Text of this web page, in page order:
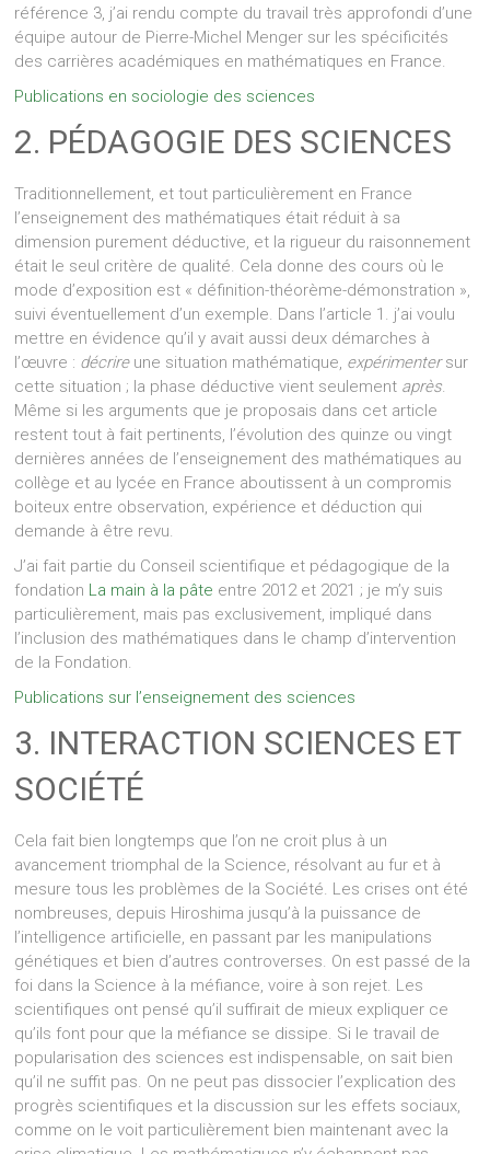
référence 3, j’ai rendu compte du travail très approfondi d’une
équipe autour de Pierre-Michel Menger sur les spécificités
des carrières académiques en mathématiques en France.
Publications en sociologie des sciences
2. PÉDAGOGIE DES SCIENCES
Traditionnellement, et tout particulièrement en France
l’enseignement des mathématiques était réduit à sa
dimension purement déductive, et la rigueur du raisonnement
était le seul critère de qualité. Cela donne des cours où le
mode d’exposition est « définition-théorème-démonstration »,
suivi éventuellement d’un exemple. Dans l’article 1. j’ai voulu
mettre en évidence qu’il y avait aussi deux démarches à
l’œuvre : décrire une situation mathématique, expérimentersur
cette situation ; la phase déductive vient seulement après.
Même si les arguments que je proposais dans cet article
restent tout à fait pertinents, l’évolution des quinze ou vingt
dernières années de l’enseignement des mathématiques au
collège et au lycée en France aboutissent à un compromis
boiteux entre observation, expérience et déduction qui
demande à être revu.
J’ai fait partie du Conseil scientifique et pédagogique de la
fondation La main à la pâte entre 2012 et 2021 ; je m’y suis
particulièrement, mais pas exclusivement, impliqué dans
l’inclusion des mathématiques dans le champ d’intervention
de la Fondation.
Publications sur l’enseignement des sciences
3. INTERACTION SCIENCES ET
SOCIÉTÉ
Cela fait bien longtemps que l’on ne croit plus à un
avancement triomphal de la Science, résolvant au fur et à
mesure tous les problèmes de la Société. Les crises ont été
nombreuses, depuis Hiroshima jusqu’à la puissance de
l’intelligence artificielle, en passant par les manipulations
génétiques et bien d’autres controverses. On est passé de la
foi dans la Science à la méfiance, voire à son rejet. Les
scientifiques ont pensé qu’il suffirait de mieux expliquer ce
qu’ils font pour que la méfiance se dissipe. Si le travail de
popularisation des sciences est indispensable, on sait bien
qu’il ne suffit pas. On ne peut pas dissocier l’explication des
progrès scientifiques et la discussion sur les effets sociaux,
comme on le voit particulièrement bien maintenant avec la